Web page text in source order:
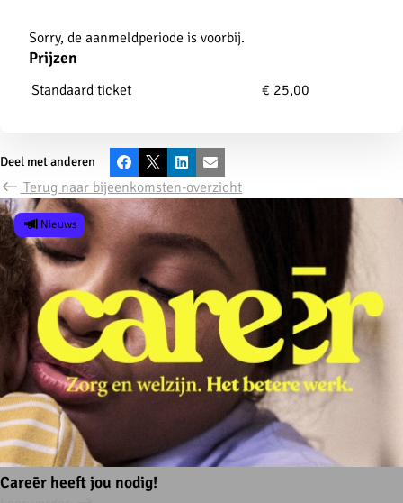
Aanmelden
Sorry, de aanmeldperiode is voorbij.
Prijzen
Standaard ticket € 25,00
Deel met anderen Facebook
X LinkedInE-mail
Terug naar bijeenkomsten-overzicht
Careēr heeft jou nodig!
Nieuws